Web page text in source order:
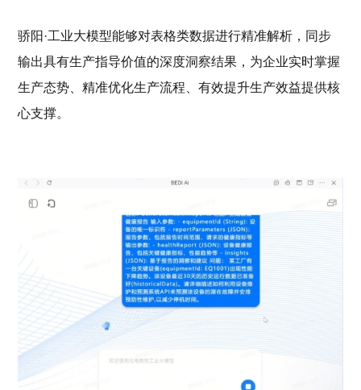
骄阳 ·工业大模型能够对表格类数据进行精准解析，同步
输出具有生产指导价值的深度洞察结果 ， 为企业实时掌握
生产态势、精准优化生产流程、有效提升生产效益提供核
心支撑。